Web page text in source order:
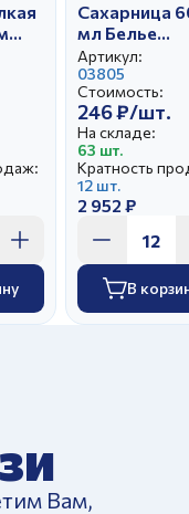
Сахарница
мл Белье
Гранатовый
Артикул:
03805
Стоимость:
246 ₽/шт.
На складе:
63 шт.
Кратность
12 шт.
2 952 ₽
В
Вам,